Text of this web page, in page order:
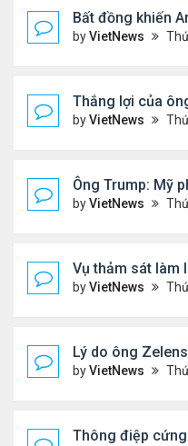
Bất đồng khiến
byVietNews Thứ 6 Tháng 1 02,
Thắng lợi của
byVietNews Thứ 3 Tháng 12 30,
Ông Trump: Mỹ
byVietNews Thứ 3 Tháng 12 23,
Vụ thảm sát làm
byVietNews Thứ 2 Tháng 12 15,
Lý do ông
byVietNews Thứ 4 Tháng 12 10,
Thông điệp